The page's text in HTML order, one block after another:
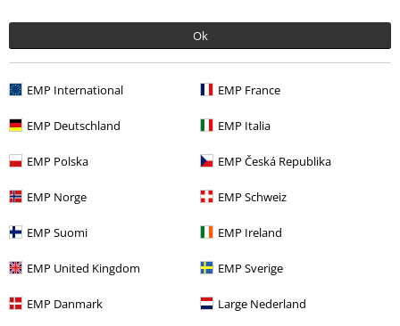
Ok
EMP International EMP France
EMP Deutschland EMP Italia
EMP Polska EMP Česká Republika
EMP Norge EMP Schweiz
EMP Suomi EMP Ireland
EMP United Kingdom EMP Sverige
EMP Danmark Large Nederland
€ 35,99
capuchon
vermoeden dat Star Wars Hollywood en de manier waarop films op de
op de popcultuur zou drukken. Vandaag zuigen filmfans de avonturen
but not least Finn, Poe en Rey op met hun moedermelk. Met de chique